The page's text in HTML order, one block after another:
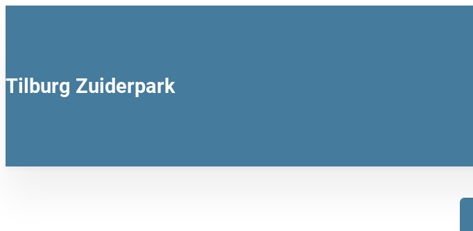
Tilburg Zuiderpark